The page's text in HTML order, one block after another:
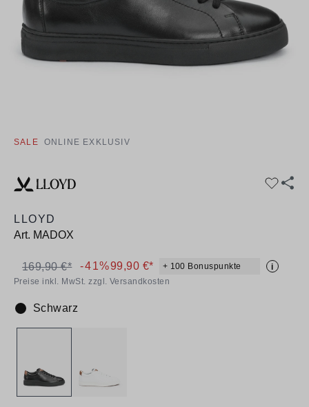
SALE ONLINE EXKLUSIV
LLOYD
Art. MADOX
99,90 €* + 100 Bonuspunkte i
169,90 €* -41%
Preise inkl. MwSt. zzgl. Versandkosten
Farbe:
Schwarz